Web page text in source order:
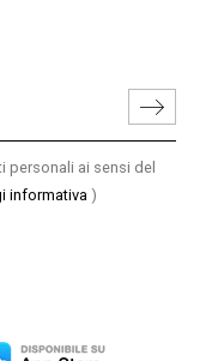
personali ai sensi del
informativa )